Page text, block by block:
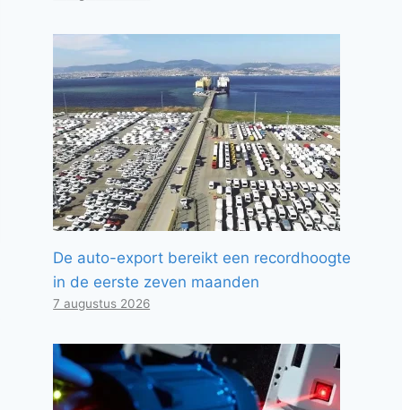
De auto-export bereikt een recordhoogte
in de eerste zeven maanden
7 augustus 2026